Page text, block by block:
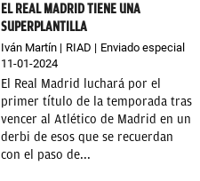
EL REAL MADRID TIENE UNA
SUPERPLANTILLA
Iván Martín RIAD
Enviado especial
11-01-2024
El Real Madrid luchará por el
primer título de la temporada tras
vencer al Atlético de Madrid en un
derbi de esos que se recuerdan
con el paso de...